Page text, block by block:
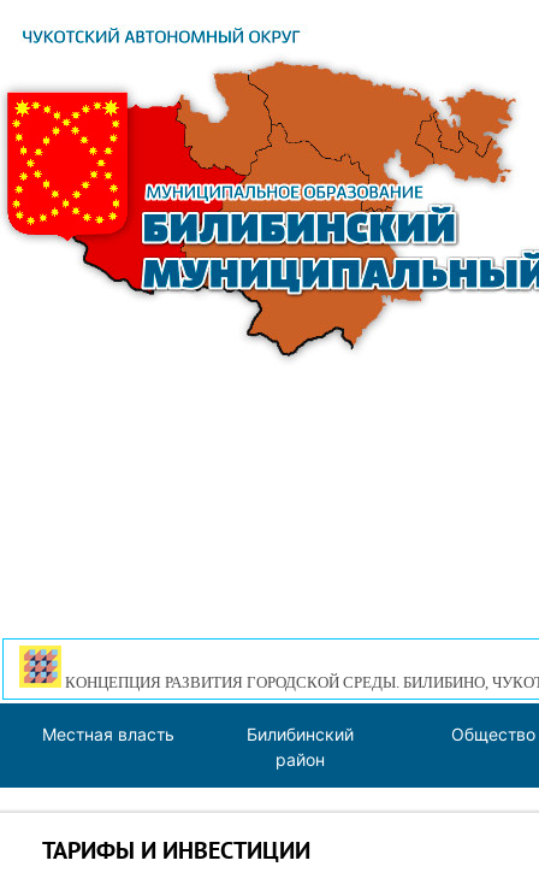
КОНЦЕПЦИЯ РАЗВИТИЯ ГОРОДСКОЙ СРЕДЫ. БИЛИБИНО,
Местная власть
Билибинский
район
Общество
ТАРИФЫ И ИНВЕСТИЦИИ